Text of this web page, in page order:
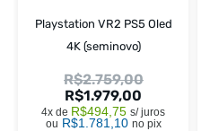
Playstation VR2 PS5 Oled
4K (seminovo)
R$2.759,00
R$1.979,00
4x de R$494,75 s/ juros
ou R$1.781,10 no pix